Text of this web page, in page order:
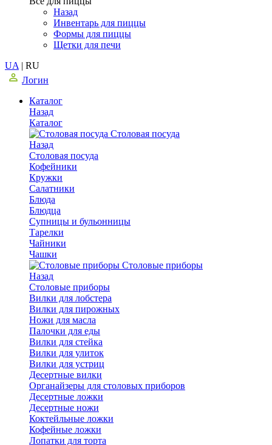
Назад
Инвентарь для пиццы
Формы для пиццы
Щетки для печи
UA | RU
Логин
Каталог
Назад
Каталог
Столовая посуда
Назад
Столовая посуда
Кофейники
Кружки
Салатники
Блюда
Блюдца
Супницы и бульонницы
Тарелки
Чайники
Чашки
Cтоловые приборы
Назад
Cтоловые приборы
Вилки для лобстера
Вилки для пирожных
Ножи для масла
Палочки для еды
Вилки для стейка
Вилки для улиток
Вилки для устриц
Десертные вилки
Органайзеры для столовых приборов
Десертные ложки
Десертные ножи
Коктейльные ложки
Кофейные ложки
Лопатки для торта